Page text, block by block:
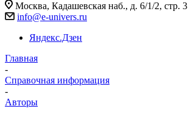
Москва, Кадашевская наб., д. 6/1/2, стр. 3
info@e-univers.ru
Яндекс.Дзен
Главная
-
Справочная информация
-
Авторы